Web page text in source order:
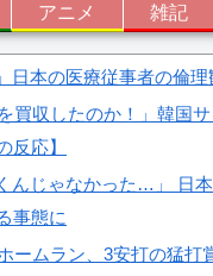
アニメ 雑記
日本の医療従事者の倫
買収したのか！」韓国
反応】
んじゃなかった…」 日
事態に
ームラン、3安打の猛